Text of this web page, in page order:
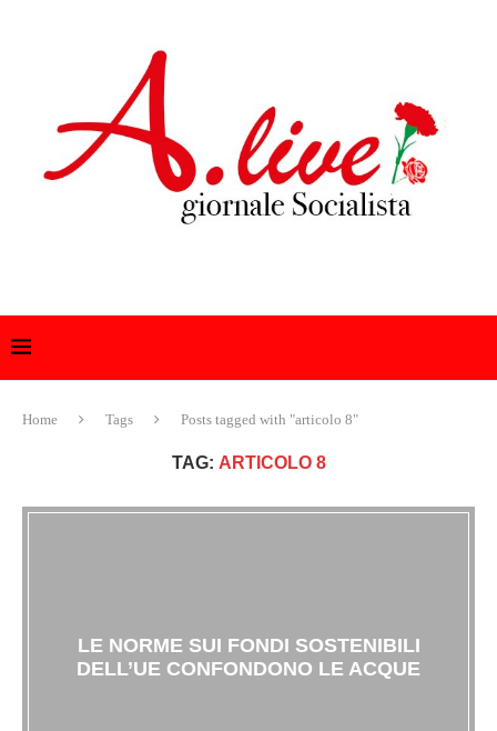
Home Tags Posts tagged with "articolo 8"
TAG: ARTICOLO 8
LE NORME SUI FONDI SOSTENIBILI
DELL’UE CONFONDONO LE ACQUE